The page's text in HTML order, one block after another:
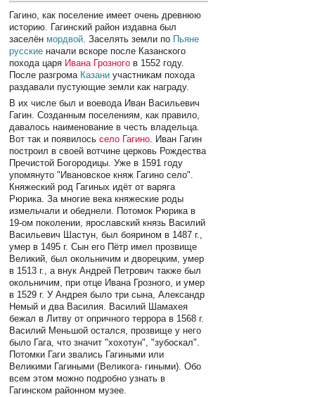
Гагино, как поселение имеет очень древнюю
историю. Гагинский район издавна был
заселён мордвой . Заселять земли по Пьяне
русские начали вскоре после Казанского
похода царя Ивана Грозного в 1552 году.
После разгрома Казани участникам похода
раздавали пустующие земли как награду.
В их числе был и воевода Иван Васильевич
Гагин. Созданным поселениям, как правило,
давалось наименование в честь владельца.
Вот так и появилосьсело Гагино. Иван Гагин
построил в своей вотчине церковь Рождества
Пречистой Богородицы. Уже в 1591 году
упомянуто "Ивановское княж Гагино село".
Княжеский род Гагиных идёт от варяга
Рюрика. За многие века княжеские роды
измельчали и обеднели. Потомок Рюрика в
19-ом поколении, ярославский князь Василий
Васильевич Шастун, был боярином в 1487 г.,
умер в 1495 г. Сын его Пётр имел прозвище
Великий, был окольничим и дворецким, умер
в 1513 г., а внук Андрей Петрович также был
окольничим, при отце Ивана Грозного, и умер
в 1529 г. У Андрея было три сына, Александр
Немый и два Василия. Василий Шамахея
бежал в Литву от опричного террора в 1568 г.
Василий Меньшой остался, прозвище у него
было Гага, что значит "хохотун", "зубоскал".
Потомки Гаги звались Гагиными или
Великими Гагиными (Великога- гиными). Обо
всем этом можно подробно узнать в
Гагинском районном музее.